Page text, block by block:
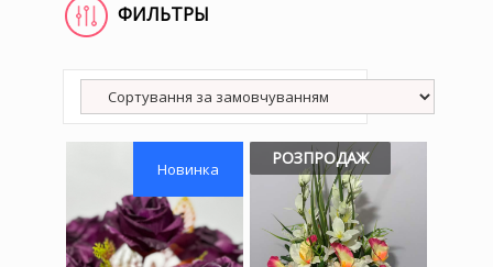
ФИЛЬТРЫ
Новинка
РОЗПРОДАЖ